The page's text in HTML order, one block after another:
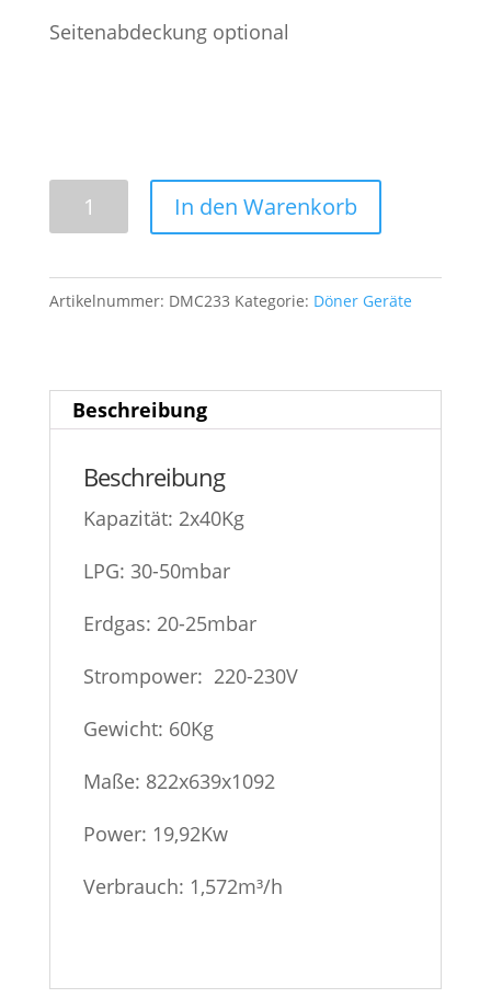
Seitenabdeckung optional
DMC
233
Maschine
In den Warenkorb
Artikelnummer: DMC233 Kategorie: Döner Geräte
Beschreibung
Beschreibung
Kapazität: 2x40Kg
LPG: 30-50mbar
Erdgas: 20-25mbar
Strompower: 220-230V
Gewicht: 60Kg
Maße: 822x639x1092
Power: 19,92Kw
Verbrauch: 1,572m³/h